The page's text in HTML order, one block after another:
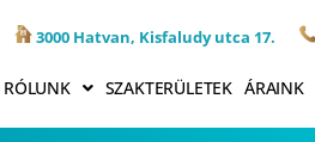
3000 Hatvan, Kisfaludy utca 17.
RÓLUNK SZAKTERÜLETEK ÁRAINK